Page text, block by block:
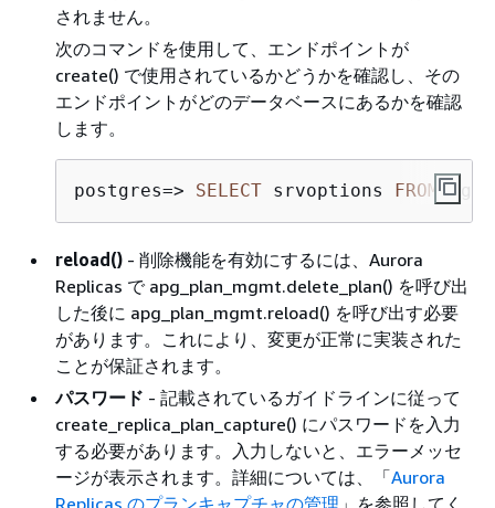
されません。
次のコマンドを使用して、エンドポイントが
create() で使用されているかどうかを確認し、その
エンドポイントがどのデータベースにあるかを確認
します。
postgres=> SELECT srvoptions FROM
reload() - 削除機能を有効にするには、Aurora
Replicas で apg_plan_mgmt.delete_plan() を呼び出
した後に apg_plan_mgmt.reload() を呼び出す必要
があります。これにより、変更が正常に実装された
ことが保証されます。
パスワード - 記載されているガイドラインに従って
create_replica_plan_capture() にパスワードを入力
する必要があります。入力しないと、エラーメッセ
ージが表示されます。詳細については、「Aurora
Replicas のプランキャプチャの管理 」を参照してく